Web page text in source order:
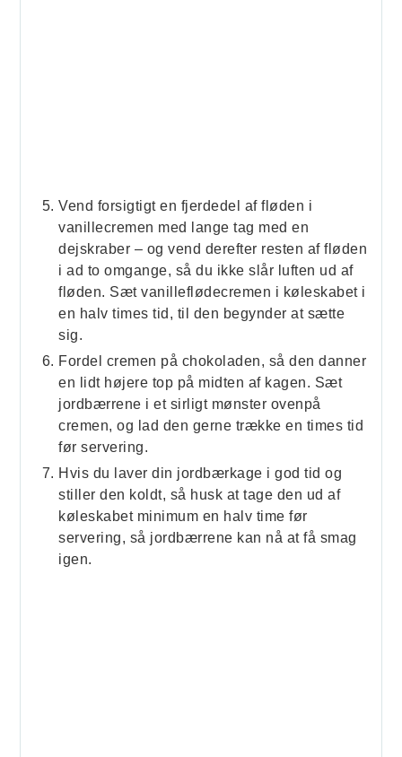
Vend forsigtigt en fjerdedel af fløden i
vanillecremen med lange tag med en
dejskraber – og vend derefter resten af fløden
i ad to omgange, så du ikke slår luften ud af
fløden. Sæt vanilleflødecremen i køleskabet i
en halv times tid, til den begynder at sætte
sig.
Fordel cremen på chokoladen, så den danner
en lidt højere top på midten af kagen. Sæt
jordbærrene i et sirligt mønster ovenpå
cremen, og lad den gerne trække en times tid
før servering.
Hvis du laver din jordbærkage i god tid og
stiller den koldt, så husk at tage den ud af
køleskabet minimum en halv time før
servering, så jordbærrene kan nå at få smag
igen.